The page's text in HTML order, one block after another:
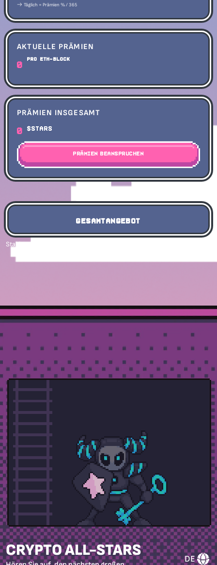
Täglich = Prämien % / 365
AKTUELLE PRÄMIEN
0 Pro ETH-Block
PRÄMIEN INSGESAMT
0 $STARS
Prämien beanspruchen
GESAMTANGEBOT
Staking unterstützt durch
CRYPTO ALL-STARS DE